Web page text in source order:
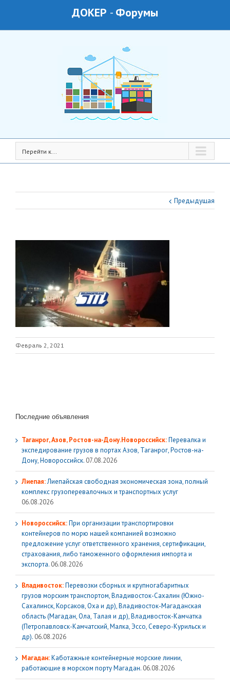
ДОКЕР - Форумы
Перейти к...
Предыдущая
Февраль 2, 2021
Последние объявления
Таганрог, Азов, Ростов-на-Дону.Новороссийск:Перевалка и
экспедирование грузов в портах Азов, Таганрог, Ростов-на-
Дону, Новороссийск. 07.08.2026
Лиепая:Лиепайская свободная экономическая зона, полный
комплекс грузoперевалочных и транспортных услуг
06.08.2026
Новороссийск:При организации транспортировки
контейнеров по морю нашей компанией возможно
предложение услуг ответственного хранения, сертификации,
страхования, либо таможенного оформления импорта и
экспорта. 06.08.2026
Владивосток:Перевозки сборных и крупногабаритных
грузов морским транспортом, Владивосток-Сахалин (Южно-
Сахалинск, Корсаков, Оха и др), Владивосток-Магаданская
область (Магадан, Ола, Талая и др), Владивосток-Камчатка
(Петропавловск-Камчатский, Малка, Эссо, Северо-Курильск и
др). 06.08.2026
Магадан:Каботажные контейнерные морские линии,
работающие в морском порту Магадан. 06.08.2026